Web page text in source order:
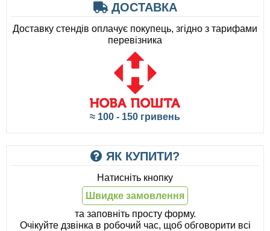
ДОСТАВКА
Доставку стендів оплачує покупець, згідно з тарифами
перевізника
≈ 100 - 150 гривень
ЯК КУПИТИ?
Натисніть кнопку
Швидке замовлення
та заповніть просту форму.
Очікуйте дзвінка в робочий час, щоб обговорити всі